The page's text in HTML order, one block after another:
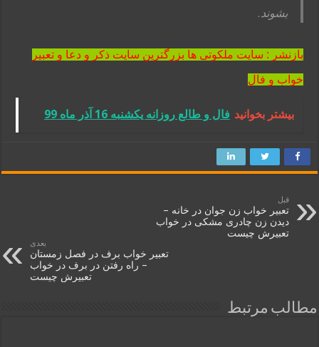
بشوند.
بازنشر : سایت ملکوتی ها بزرگترین سایت ذکر و دعا و تعبیر
خواب و فال
بیشتر بخوانید فال و طالع روزانه یکشنبه 16 آذر ماه 99
قبل
تعبیر خواب زن جوان در خانه –
دیدن زن چادری مشکی در خواب
تعبیرش چیست
بعدی
تعبیر خواب برف در فصل زمستان
– راه رفتن در برف در خواب
تعبیرش چیست
مطالب مرتبط